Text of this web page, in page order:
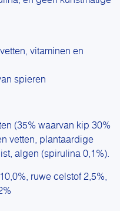
vitaminen en
spieren
(35% waarvan kip 30%
vetten, plantaardige
algen (spirulina 0,1%).
ruwe celstof 2,5%,